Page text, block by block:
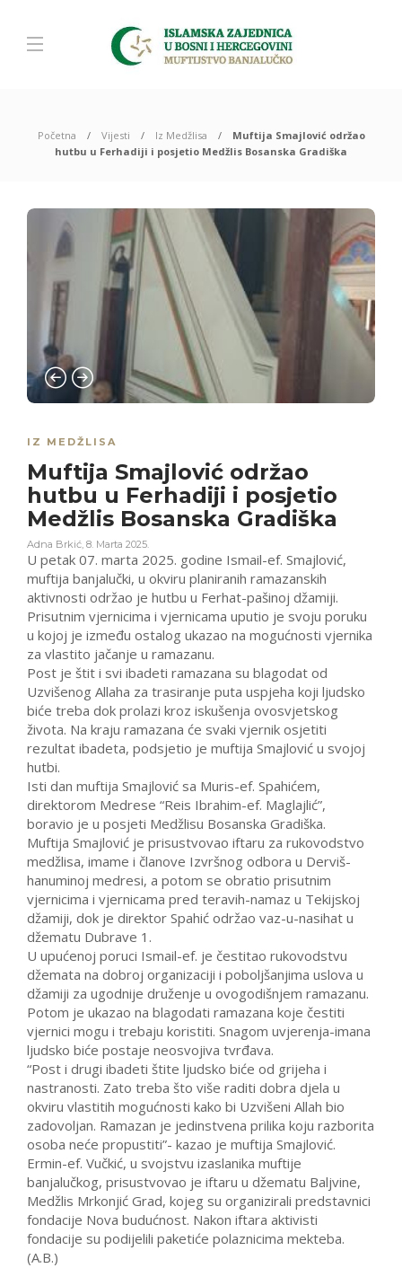
Početna Vijesti Iz Medžlisa
Muftija Smajlović održao
hutbu u Ferhadiji i posjetio Medžlis Bosanska Gradiška
IZ MEDŽLISA
Muftija Smajlović održao
hutbu u Ferhadiji i posjetio
Medžlis Bosanska Gradiška
Adna Brkić, 8. Marta 2025.
U petak 07. marta 2025. godine Ismail-ef. Smajlović,
muftija banjalučki, u okviru planiranih ramazanskih
aktivnosti održao je hutbu u Ferhat-pašinoj džamiji.
Prisutnim vjernicima i vjernicama uputio je svoju poruku
u kojoj je između ostalog ukazao na mogućnosti vjernika
za vlastito jačanje u ramazanu.
Post je štit i svi ibadeti ramazana su blagodat od
Uzvišenog Allaha za trasiranje puta uspjeha koji ljudsko
biće treba dok prolazi kroz iskušenja ovosvjetskog
života. Na kraju ramazana će svaki vjernik osjetiti
rezultat ibadeta, podsjetio je muftija Smajlović u svojoj
hutbi.
Isti dan muftija Smajlović sa Muris-ef. Spahićem,
direktorom Medrese “Reis Ibrahim-ef. Maglajlić”,
boravio je u posjeti Medžlisu Bosanska Gradiška.
Muftija Smajlović je prisustvovao iftaru za rukovodstvo
medžlisa, imame i članove Izvršnog odbora u Derviš-
hanuminoj medresi, a potom se obratio prisutnim
vjernicima i vjernicama pred teravih-namaz u Tekijskoj
džamiji, dok je direktor Spahić održao vaz-u-nasihat u
džematu Dubrave 1.
U upućenoj poruci Ismail-ef. je čestitao rukovodstvu
džemata na dobroj organizaciji i poboljšanjima uslova u
džamiji za ugodnije druženje u ovogodišnjem ramazanu.
Potom je ukazao na blagodati ramazana koje čestiti
vjernici mogu i trebaju koristiti. Snagom uvjerenja-imana
ljudsko biće postaje neosvojiva tvrđava.
“Post i drugi ibadeti štite ljudsko biće od grijeha i
nastranosti. Zato treba što više raditi dobra djela u
okviru vlastitih mogućnosti kako bi Uzvišeni Allah bio
zadovoljan. Ramazan je jedinstvena prilika koju razborita
osoba neće propustiti”- kazao je muftija Smajlović.
Ermin-ef. Vučkić, u svojstvu izaslanika muftije
banjalučkog, prisustvovao je iftaru u džematu Baljvine,
Medžlis Mrkonjić Grad, kojeg su organizirali predstavnici
fondacije Nova budućnost. Nakon iftara aktivisti
fondacije su podijelili paketiće polaznicima mekteba.
(A.B.)